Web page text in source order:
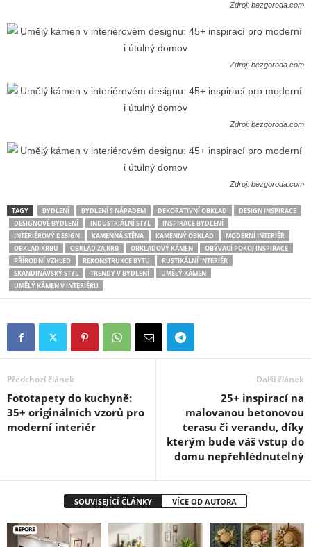
Zdroj: bezgoroda.com
Zdroj: bezgoroda.com
Zdroj: bezgoroda.com
Zdroj: bezgoroda.com
TAGY BYDLENÍ BYDLENÍ S NÁPADEM DEKORATIVNÍ OBKLAD
DESIGN INSPIRACE
DESIGNOVÉ BYDLENÍ
INDUSTRIÁLNÍ STYL
INSPIRACE BYDLENÍ
INTERIÉROVÝ DESIGN
KAMENNÁ STĚNA KAMENNÝ OBKLAD
MODERNÍ INTERIÉR
OBKLAD KRBU
OBKLAD ZA KRB OBKLADOVÝ KÁMEN
OBÝVACÍ POKOJ INSPIRACE
PŘÍRODNÍ VZHLED
REKONSTRUKCE BYTU
RUSTIKÁLNÍ INTERIÉR
SKANDINÁVSKÝ STYL
TRENDY V BYDLENÍ
UMĚLÝ KÁMEN
UMĚLÝ KÁMEN V INTERIÉRU
Předchozí článek
Fototapety do kuchyně:
35+ originálních vzorů pro
moderní interiér
Další článek
25+ inspirací na
malovanou betonovou
terasu či verandu, díky
kterým bude váš vstup do
domu nepřehlédnutelný
SOUVISEJÍCÍ ČLÁNKY VÍCE OD AUTORA